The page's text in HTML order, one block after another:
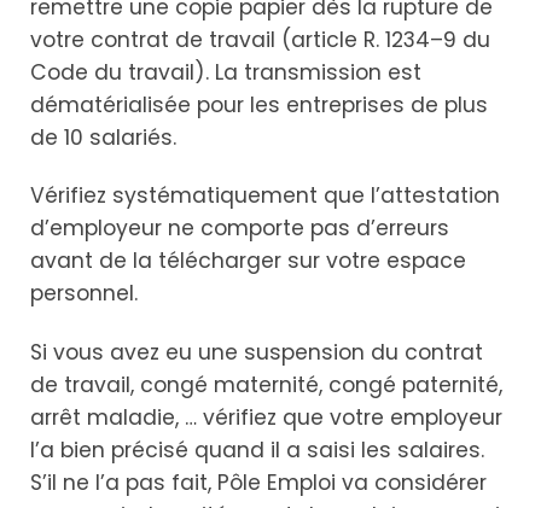
remettre une copie papier dès la rupture de
votre contrat de travail (article R. 1234–9 du
Code du travail). La transmission est
dématérialisée pour les entreprises de plus
de 10 salariés.
Vérifiez systématiquement que l’attestation
d’employeur ne comporte pas d’erreurs
avant de la télécharger sur votre espace
personnel.
Si vous avez eu une suspension du contrat
de travail, congé maternité, congé paternité,
arrêt maladie, … vérifiez que votre employeur
l’a bien précisé quand il a saisi les salaires.
S’il ne l’a pas fait, Pôle Emploi va considérer